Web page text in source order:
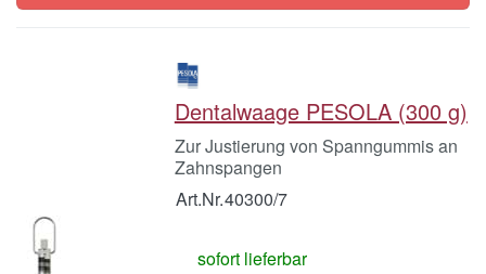
Dentalwaage PESOLA (300 g)
Zur Justierung von Spanngummis an
Zahnspangen
Art.Nr.40300/7
sofort lieferbar